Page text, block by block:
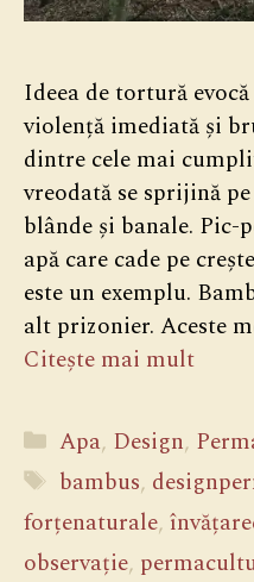
Ideea de tortură
violență imediată și
dintre cele mai
vreodată se sprijină
blânde și banale.
apă care cade pe
este un exemplu.
alt prizonier. Aceste
Citește mai mult
Categorii
Apa, Design,
Etichete
bambus,
forțenaturale,
observație,